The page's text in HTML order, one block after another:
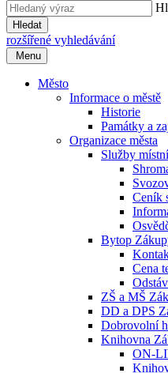
Hledat
rozšířené vyhledávání
Menu
Město
Informace o městě
Historie
Památky a
Organizace města
Služby
Ceník
Bytop
Cena
ZŠ a MŠ
DD a DPS
Dobrovolní
Knihovna
ON-